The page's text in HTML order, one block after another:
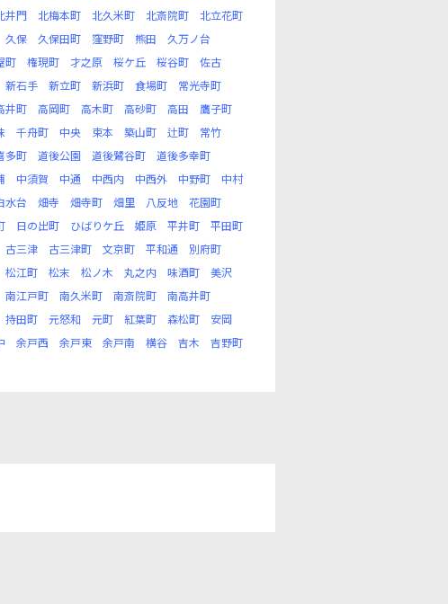
井門 北梅本町 北久米町 北斎院町
北立花町
久保 久保田町 窪野町 熊田
久万ノ台
町 権現町 才之原 桜ケ丘 桜谷町
佐古
新石手 新立町 新浜町 食場町
常光寺町
井町 高岡町 高木町 高砂町 高田
鷹子町
千舟町 中央 束本 築山町 辻町
常竹
多町 道後公園 道後鷺谷町
道後多幸町
中須賀 中通 中西内 中西外 中野町
中村
水台 畑寺 畑寺町 畑里 八反地
花園町
日の出町 ひばりケ丘 姫原 平井町
平田町
古三津 古三津町 文京町 平和通
別府町
松江町 松末 松ノ木 丸之内 味酒町
美沢
南江戸町 南久米町 南斎院町
南高井町
持田町 元怒和 元町 紅葉町 森松町
安岡
余戸西 余戸東 余戸南 横谷 吉木
吉野町